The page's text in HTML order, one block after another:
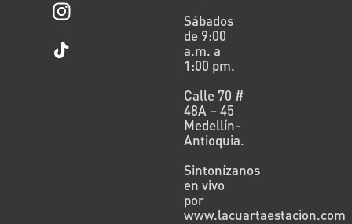
Sábados
de 9:00
a.m. a
1:00 pm.
Calle 70 #
48A – 45
Medellín-
Antioquia.
Sintonízanos
en vivo
por
www.lacuartaestacion.com